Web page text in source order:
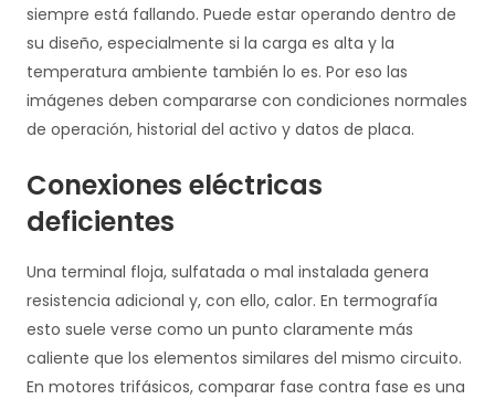
siempre está fallando. Puede estar operando dentro de
su diseño, especialmente si la carga es alta y la
temperatura ambiente también lo es. Por eso las
imágenes deben compararse con condiciones normales
de operación, historial del activo y datos de placa.
Conexiones eléctricas
deficientes
Una terminal floja, sulfatada o mal instalada genera
resistencia adicional y, con ello, calor. En termografía
esto suele verse como un punto claramente más
caliente que los elementos similares del mismo circuito.
En motores trifásicos, comparar fase contra fase es una